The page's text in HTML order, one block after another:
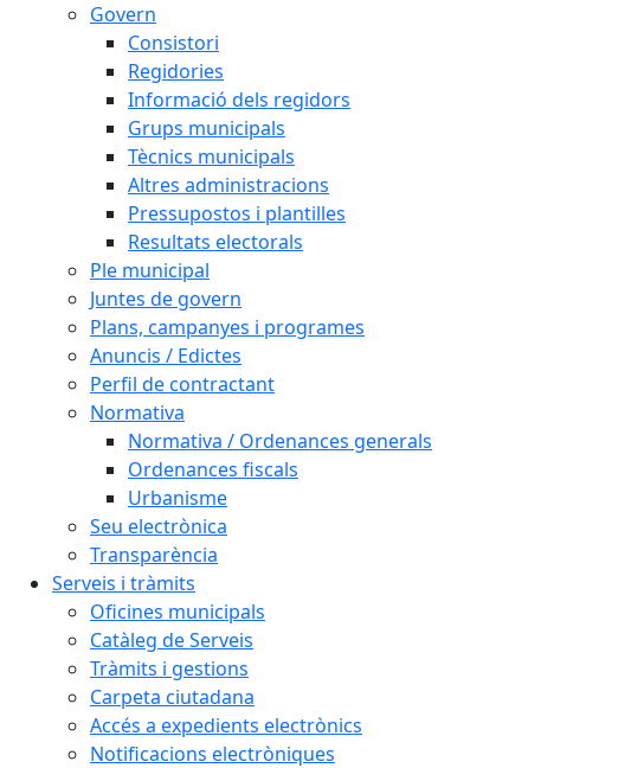
Govern
Consistori
Regidories
Informació dels regidors
Grups municipals
Tècnics municipals
Altres administracions
Pressupostos i plantilles
Resultats electorals
Ple municipal
Juntes de govern
Plans, campanyes i programes
Anuncis / Edictes
Perfil de contractant
Normativa
Normativa / Ordenances generals
Ordenances fiscals
Urbanisme
Seu electrònica
Transparència
Serveis i tràmits
Oficines municipals
Catàleg de Serveis
Tràmits i gestions
Carpeta ciutadana
Accés a expedients electrònics
Notificacions electròniques